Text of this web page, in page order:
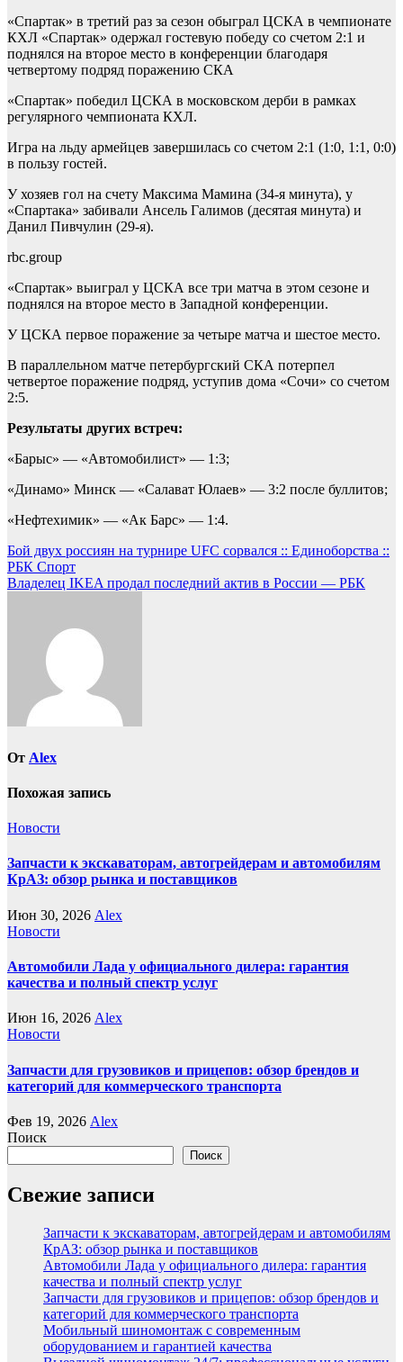
«Спартак» в третий раз за сезон обыграл ЦСКА в чемпионате
КХЛ «Спартак» одержал гостевую победу со счетом 2:1 и
поднялся на второе место в конференции благодаря
четвертому подряд поражению СКА
«Спартак» победил ЦСКА в московском дерби в рамках
регулярного чемпионата КХЛ.
Игра на льду армейцев завершилась со счетом 2:1 (1:0, 1:1, 0:0)
в пользу гостей.
У хозяев гол на счету Максима Мамина (34-я минута), у
«Спартака» забивали Ансель Галимов (десятая минута) и
Данил Пивчулин (29-я).
rbc.group
«Спартак» выиграл у ЦСКА все три матча в этом сезоне и
поднялся на второе место в Западной конференции.
У ЦСКА первое поражение за четыре матча и шестое место.
В параллельном матче петербургский СКА потерпел
четвертое поражение подряд, уступив дома «Сочи» со счетом
2:5.
Результаты других встреч:
«Барыс» — «Автомобилист» — 1:3;
«Динамо» Минск — «Салават Юлаев» — 3:2 после буллитов;
«Нефтехимик» — «Ак Барс» — 1:4.
Навигация
по
Бой двух россиян на турнире UFC сорвался :: Единоборства ::
РБК Спорт
Владелец IKEA продал последний актив в России — РБК
От Alex
Похожая запись
Новости
Запчасти к экскаваторам, автогрейдерам и автомобилям
КрАЗ: обзор рынка и поставщиков
Июн 30, 2026 Alex
Новости
Автомобили Лада у официального дилера: гарантия
качества и полный спектр услуг
Июн 16, 2026 Alex
Новости
Запчасти для грузовиков и прицепов: обзор брендов и
категорий для коммерческого транспорта
Фев 19, 2026 Alex
Поиск
Поиск
Свежие записи
Запчасти к экскаваторам, автогрейдерам и автомобилям
КрАЗ: обзор рынка и поставщиков
Автомобили Лада у официального дилера: гарантия
качества и полный спектр услуг
Запчасти для грузовиков и прицепов: обзор брендов и
категорий для коммерческого транспорта
Мобильный шиномонтаж с современным
оборудованием и гарантией качества